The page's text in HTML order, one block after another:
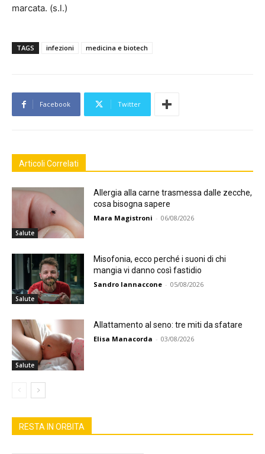
marcata. (s.l.)
TAGS infezioni medicina e biotech
Facebook Twitter
Articoli Correlati
Salute
Allergia alla carne trasmessa dalle zecche,
cosa bisogna sapere
Mara Magistroni - 06/08/2026
Salute
Misofonia, ecco perché i suoni di chi
mangia vi danno così fastidio
Sandro Iannaccone - 05/08/2026
Salute
Allattamento al seno: tre miti da sfatare
Elisa Manacorda - 03/08/2026
RESTA IN ORBITA